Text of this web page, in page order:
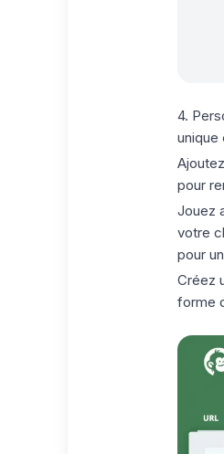
4.
pour
Jouez
votre
pour
Créez
forme